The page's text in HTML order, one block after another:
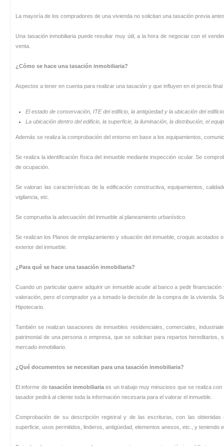
La mayoría de los compradores de una vivienda no solicitan una tasación previa
Una tasación inmobiliaria puede resultar muy útil, a la hora de negociar con el
venta.
¿Cómo se hace una tasación inmobiliaria?
Aspectos a tener en cuenta para realizar una tasación y que influyen en el precio final
El estado de conservación, ITE del edificio, la antigüedad y la ubicación del
La ubicación dentro del edificio, la superficie, la iluminación, la distribución, el
Además se realiza la comprobación del entorno en base a los equipamientos,
Se realiza la identificación física del inmueble mediante inspección ocular. Se
de ocupación.
Se valoran las características de la edificación constructiva, equipamientos,
vigilancia, etc.
Se comprueba la adecuación del inmueble al planeamiento urbanístico.
Se realizan los Planos de emplazamiento y situación del inmueble, croquis acotados
exterior del inmueble.
¿Para qué se hace una tasación inmobiliaria?
Cuando un particular quiere adquirir un inmueble acude al banco a pedir
valoración, pero el comprador ya a tomado la decisión de la compra de la vivienda.
Hipotecario.
También se realizan tasaciones de inmuebles residenciales, comerciales,
patrimonial de una persona o empresa, que se solicitan para repartos
mercado inmobiliario.
¿Qué documentos se necesitan para una tasación inmobiliaria?
El informe de tasación inmobiliaria es un trabajo muy minucioso que se realiza
tasador pedirá al cliente toda la información necesaria para el valorar el inmueble.
Comprobación de su descripción registral y de las escrituras, con las
superficie, usos permitidos, linderos, antigüedad, elementos anexos, etc., y teniendo